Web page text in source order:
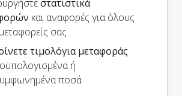
στατιστικά
και αναφορές για όλους
σας
τιμολόγια μεταφοράς
ή
ποσά